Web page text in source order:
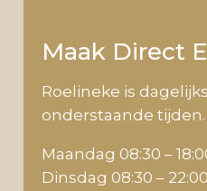
Maak Direct
Roelineke is
onderstaande tijden.
Maandag 08:30 –
Dinsdag 08:30 –